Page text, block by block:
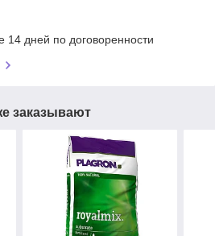
14 дней по договоренности
заказывают